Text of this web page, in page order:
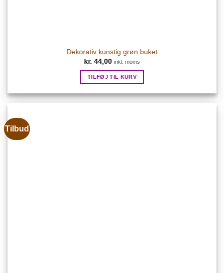
Dekorativ kunstig grøn buket
kr. 44,00 inkl. moms
TILFØJ TIL KURV
Tilbud